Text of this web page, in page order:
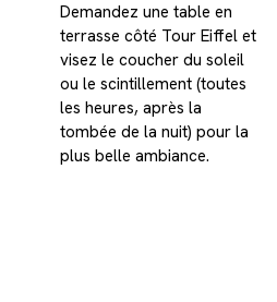
Demandez une table en
terrasse côté Tour Eiffel et
visez le coucher du soleil
ou le scintillement (toutes
les heures, après la
tombée de la nuit) pour la
plus belle ambiance.